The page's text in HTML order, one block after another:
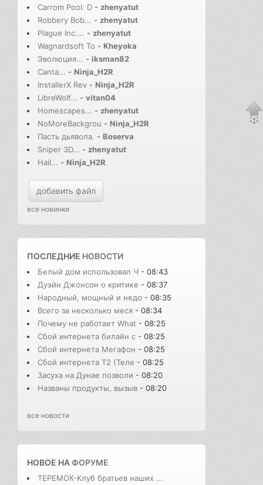
Carrom Pool: D - zhenyatut
Robbery Bob... - zhenyatut
Plague Inc.... - zhenyatut
Wagnardsoft To - Kheyoka
Эволюция... - iksman82
Canta... - Ninja_H2R
InstallerX Rev - Ninja_H2R
LibreWolf... - vitan04
Homescapes... - zhenyatut
NoMoreBackgrou - Ninja_H2R
Пасть дьявола. - Boserva
Sniper 3D... - zhenyatut
Hail... - Ninja_H2R
добавить файл
все новинки
ПОСЛЕДНИЕ НОВОСТИ
Белый дом использовал Ч - 08:43
Дуэйн Джонсон о критике - 08:37
Народный, мощный и недо - 08:35
Всего за несколько меся - 08:34
Почему не работает What - 08:25
Сбой интернета билайн с - 08:25
Сбой интернета Мегафон - 08:25
Сбой интернета T2 (Теле - 08:25
Засуха на Дунае позволи - 08:20
Названы продукты, вызыв - 08:20
все новости
НОВОЕ НАФОРУМЕ
ТЕРЕМОК-Клуб братьев наших ...